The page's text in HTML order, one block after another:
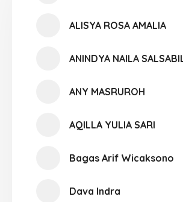
ALISYA ROSA AMALIA
ANINDYA NAILA
ANY MASRUROH
AQILLA YULIA SARI
Bagas Arif Wicaksono
Dava Indra